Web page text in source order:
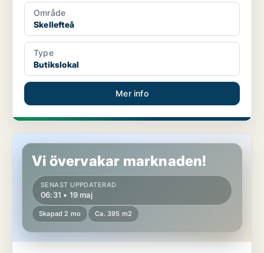
Område
Skellefteå
Type
Butikslokal
Mer info
Butikslokal i Umeå
Vi övervakar marknaden!
SENAST UPPDATERAD
06:31 • 19 maj
Skapad 2 mo Ca. 395 m2